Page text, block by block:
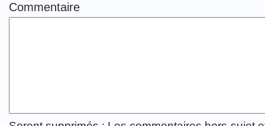
Commentaire